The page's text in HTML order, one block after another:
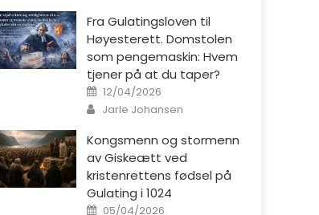
Fra Gulatingsloven til
Høyesterett. Domstolen
som pengemaskin: Hvem
tjener på at du taper?
Posted on
12/04/2026
Author
Jarle Johansen
Kongsmenn og stormenn
av Giskeætt ved
kristenrettens fødsel på
Gulating i 1024
Posted on
05/04/2026